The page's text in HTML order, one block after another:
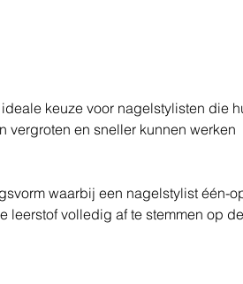
keuze voor nagelstylisten die
vergroten en sneller kunnen werken
waarbij een nagelstylist één-
volledig af te stemmen op